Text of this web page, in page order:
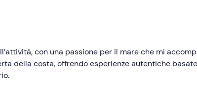
con una passione per il mare che mi
della costa, offrendo esperienze autentiche